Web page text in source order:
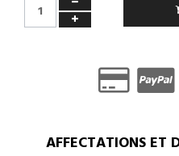
AFFECTATIONS ET